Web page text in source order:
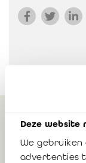
Deze website
We
advertenties
Peut